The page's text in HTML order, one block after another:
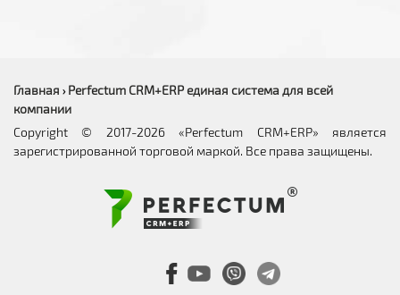
Главная › Perfectum CRM+ERP единая система для всей
компании
Copyright © 2017-2026 «Perfectum CRM+ERP» является
зарегистрированной торговой маркой. Все права защищены.